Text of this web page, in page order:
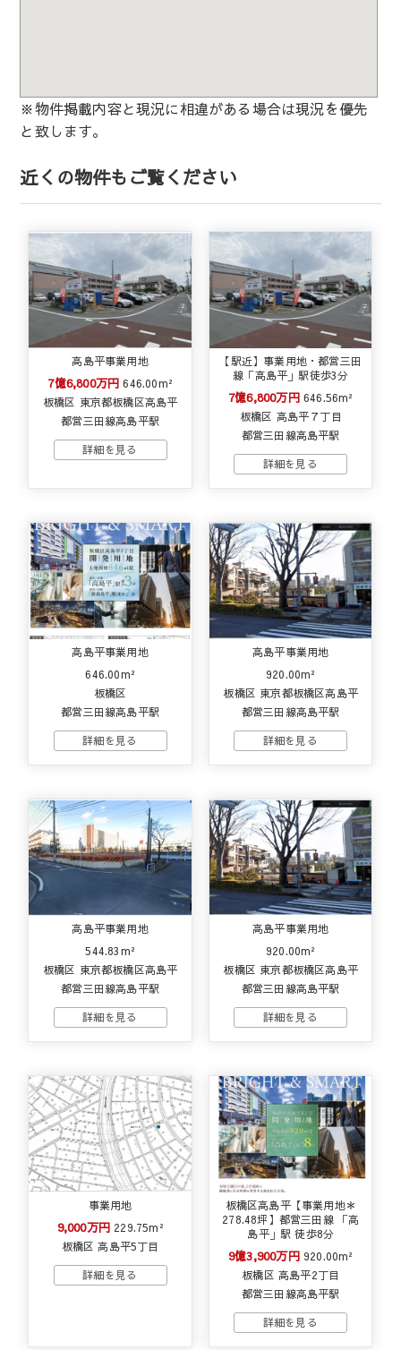
※物件掲載内容と現況に相違がある場合は現況を優先
と致します。
近くの物件もご覧ください
高島平事業用地
7億6,800万円646.00m²
板橋区 東京都板橋区高島平
都営三田線高島平駅
【駅近】事業用地・都営三田
線「高島平」駅徒歩3分
7億6,800万円 646.56m²
板橋区 高島平７丁目
都営三田線高島平駅
高島平事業用地
646.00m²
板橋区
都営三田線高島平駅
高島平事業用地
920.00m²
板橋区 東京都板橋区高島平
都営三田線高島平駅
高島平事業用地
544.83m²
板橋区 東京都板橋区高島平
都営三田線高島平駅
高島平事業用地
920.00m²
板橋区 東京都板橋区高島平
都営三田線高島平駅
事業用地
9,000万円 229.75m²
板橋区 高島平5丁目
板橋区高島平【事業用地＊
278.48坪】都営三田線 「高
島平」駅 徒歩8分
9億3,900万円 920.00m²
板橋区 高島平2丁目
都営三田線高島平駅